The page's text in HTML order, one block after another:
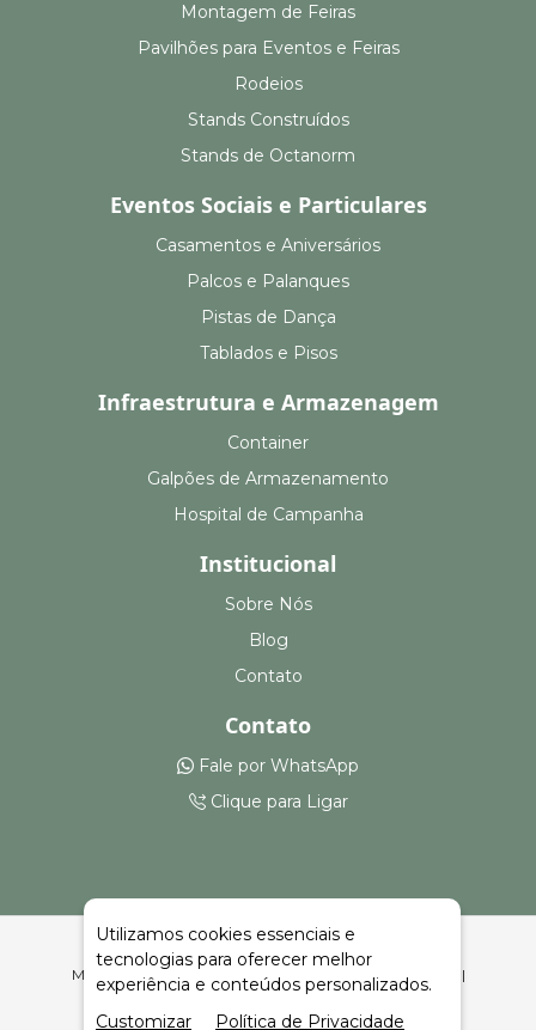
Montagem de Feiras
Pavilhões para Eventos e Feiras
Rodeios
Stands Construídos
Stands de Octanorm
Eventos Sociais e Particulares
Casamentos e Aniversários
Palcos e Palanques
Pistas de Dança
Tablados e Pisos
Infraestrutura e Armazenagem
Container
Galpões de Armazenamento
Hospital de Campanha
Institucional
Sobre Nós
Blog
Contato
Contato
Fale por WhatsApp
Clique para Ligar
Montagem e Aluguel de Stands Construídos em Cacequi |
Celeiro Feiras e Eventos
Utilizamos cookies essenciais e
tecnologias para oferecer melhor
experiência e conteúdos personalizados.
Customizar
Política de Privacidade